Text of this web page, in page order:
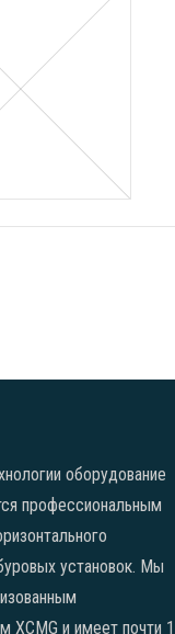
оборудование
профессиональным
установок. Мы
XCMG и имеет почти